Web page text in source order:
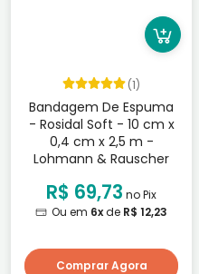
(1)
Bandagem De Espuma
- Rosidal Soft - 10 cm x
0,4 cm x 2,5 m -
Lohmann & Rauscher
R$ 69,73 no Pix
Ou em 6xde R$ 12,23
Comprar Agora